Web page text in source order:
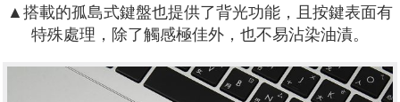
▲搭載的孤島式鍵盤也提供了背光功能，且按鍵表面有
特殊處理，除了觸感極佳外，也不易沾染油漬。